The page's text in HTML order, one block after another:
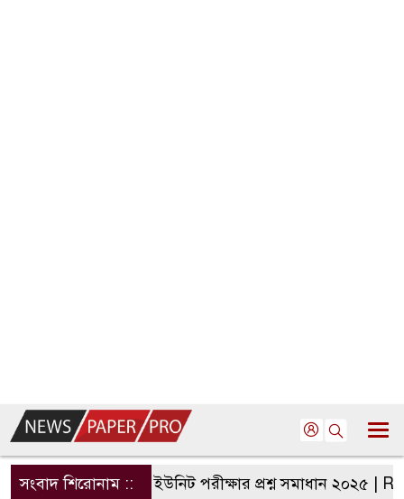
সংবাদ শিরোনাম ::
রাবি এ ইউনিট পরীক্ষার প্রশ্ন সমাধান ২০২৫ | RU